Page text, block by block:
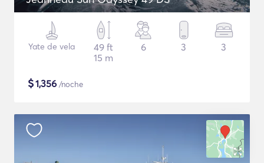
Yate de vela
49 ft
15 m
6 3 3
$1,356 /noche